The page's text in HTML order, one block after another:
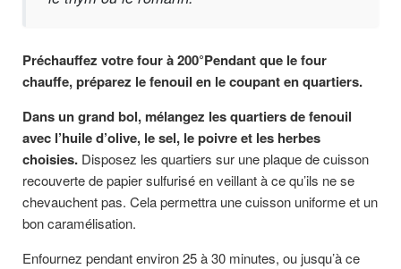
Préchauffez votre four à 200°Pendant que le four
chauffe, préparez le fenouil en le coupant en quartiers.
Dans un grand bol, mélangez les quartiers de fenouil
avec l’huile d’olive, le sel, le poivre et les herbes
choisies. Disposez les quartiers sur une plaque de cuisson
recouverte de papier sulfurisé en veillant à ce qu’ils ne se
chevauchent pas. Cela permettra une cuisson uniforme et un
bon caramélisation.
Enfournez pendant environ 25 à 30 minutes, ou jusqu’à ce